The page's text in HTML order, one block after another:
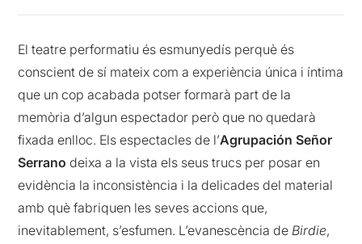
El teatre performatiu és esmunyedís perquè és
conscient de sí mateix com a experiència única i íntima
que un cop acabada potser formarà part de la
memòria d’algun espectador però que no quedarà
fixada enlloc. Els espectacles de l’Agrupación Señor
Serranodeixa a la vista els seus trucs per posar en
evidència la inconsistència i la delicades del material
amb què fabriquen les seves accions que,
inevitablement, s’esfumen. L’evanescència deBirdie,